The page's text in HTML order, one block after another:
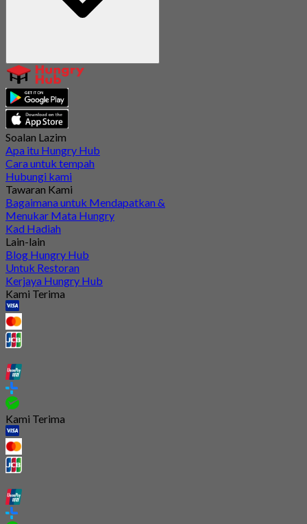
Soalan Lazim
Apa itu Hungry Hub
Cara untuk tempah
Hubungi kami
Tawaran Kami
Bagaimana untuk Mendapatkan &
Menukar Mata Hungry
Kad Hadiah
Lain-lain
Blog Hungry Hub
Untuk Restoran
Kerjaya Hungry Hub
Kami Terima
Kami Terima